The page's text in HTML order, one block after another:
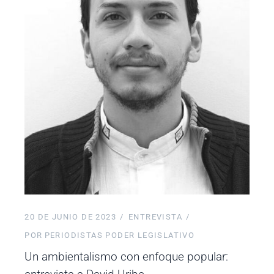
20 DE JUNIO DE 2023
ENTREVISTA
POR PERIODISTAS PODER LEGISLATIVO
Un ambientalismo con enfoque popular: